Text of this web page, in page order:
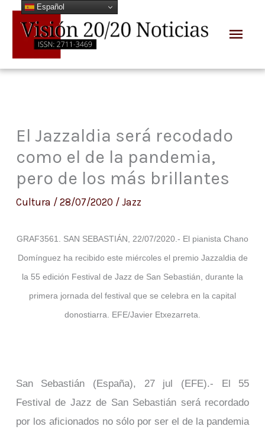
contenido
El Jazzaldia será recodado
como el de la pandemia,
pero de los más brillantes
Cultura / 28/07/2020 / Jazz
GRAF3561. SAN SEBASTIÁN, 22/07/2020.- El pianista Chano
Domínguez ha recibido este miércoles el premio Jazzaldia de
la 55 edición Festival de Jazz de San Sebastián, durante la
primera jornada del festival que se celebra en la capital
donostiarra. EFE/Javier Etxezarreta.
San Sebastián (España), 27 jul (EFE).- El 55
Festival de Jazz de San Sebastián será recordado
por los aficionados no sólo por ser el de la pandemia
Español